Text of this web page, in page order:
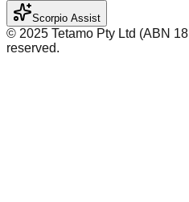
Scorpio Assist
©️ 2025 Tetamo Pty Ltd (ABN
reserved.